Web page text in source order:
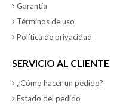
Garantía
Términos de uso
Política de privacidad
SERVICIO AL CLIENTE
¿Cómo hacer un pedido?
Estado del pedido